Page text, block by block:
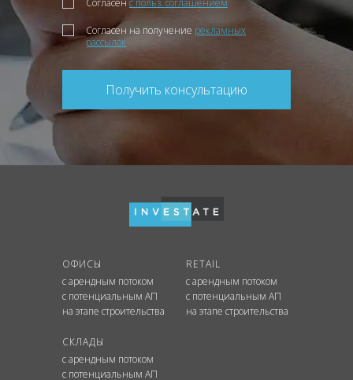
Согласен с польз. соглашением
Согласен на получение рекламных
рассылок
Получить консультацию
ОФИСЫ
с арендным потоком
с потенциальным АП
на этапе строительства
RETAIL
с арендным потоком
с потенциальным АП
на этапе строительства
СКЛАДЫ
с арендным потоком
с потенциальным АП